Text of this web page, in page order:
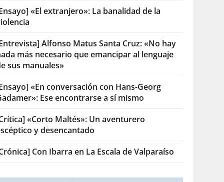
«El extranjero»: La banalidad de la
Alfonso Matus Santa Cruz: «No hay
más necesario que emancipar al lenguaje
sus manuales»
«En conversación con Hans-Georg
Ese encontrarse a sí mismo
«Corto Maltés»: Un aventurero
y desencantado
Con Ibarra en La Escala de Valparaíso